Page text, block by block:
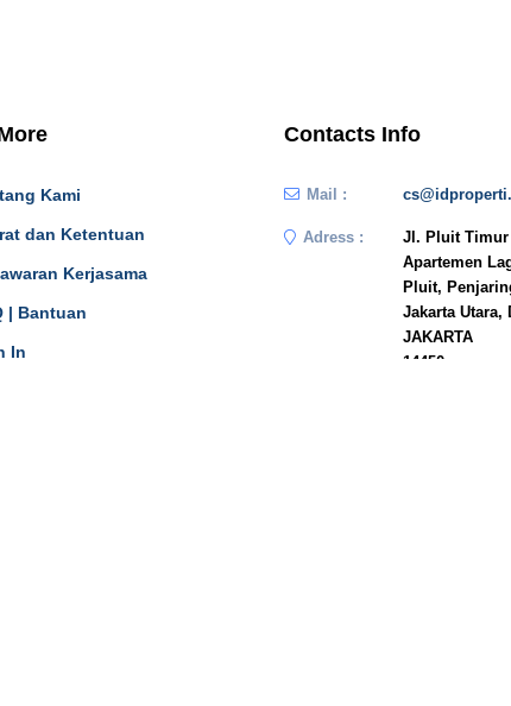
Kami
dan Ketentuan
Kerjasama
| Bantuan
In
Contacts Info
Mail :
Adress :
Jl. Pluit Timur
Apartemen
Pluit,
Jakarta Utara,
JAKARTA
14450